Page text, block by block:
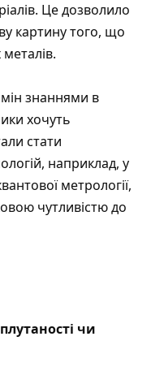
Це дозволило
картину того, що
знаннями в
хочуть
стати
наприклад, у
метрології,
чутливістю до
чи